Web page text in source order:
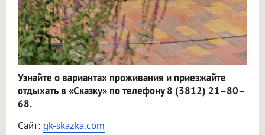
Узнайте о вариантах проживания и приезжайте
отдыхать в «Сказку» по телефону 8 (3812) 21–80–
68.
Сайт: gk-skazka.com